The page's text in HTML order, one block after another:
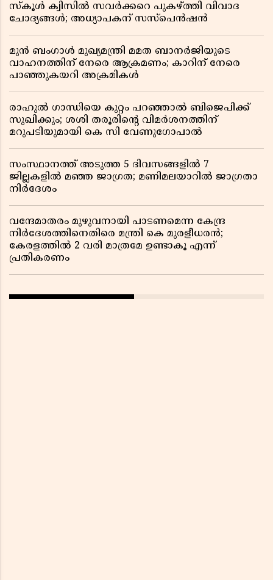
സ്കൂൾ ക്വിസിൽ സവർക്കറെ പുകഴ്ത്തി വിവാദ
ചോദ്യങ്ങൾ; അധ്യാപകന് സസ്പെൻഷൻ
മുൻ ബംഗാൾ മുഖ്യമന്ത്രി മമത ബാനർജിയുടെ
വാഹനത്തിന് നേരെ ആക്രമണം; കാറിന് നേരെ
പാഞ്ഞുകയറി അക്രമികൾ
രാഹുൽ ഗാന്ധിയെ കുറ്റം പറഞ്ഞാൽ ബിജെപിക്ക്
സുഖിക്കും; ശശി തരൂരിന്റെ വിമർശനത്തിന്
മറുപടിയുമായി കെ സി വേണുഗോപാൽ
സംസ്ഥാനത്ത് അടുത്ത 5 ദിവസങ്ങളിൽ 7
ജില്ലകളിൽ മഞ്ഞ ജാഗ്രത; മണിമലയാറിൽ ജാഗ്രതാ
നിർദേശം
വന്ദേമാതരം മുഴുവനായി പാടണമെന്ന കേന്ദ്ര
നിർദേശത്തിനെതിരെ മന്ത്രി കെ മുരളീധരൻ;
കേരളത്തിൽ 2 വരി മാത്രമേ ഉണ്ടാകൂ എന്ന്
പ്രതികരണം